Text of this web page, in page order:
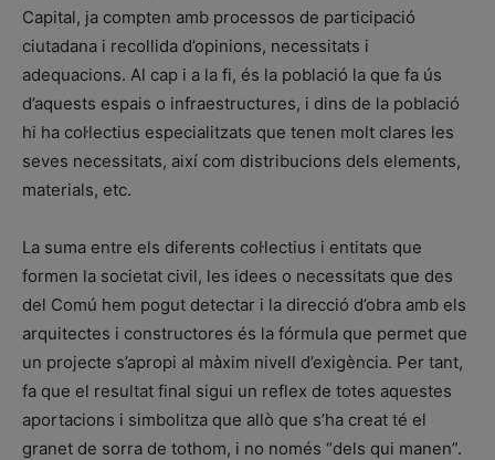
Capital, ja compten amb processos de participació
ciutadana i recollida d’opinions, necessitats i
adequacions. Al cap i a la fi, és la població la que fa ús
d’aquests espais o infraestructures, i dins de la població
hi ha col·lectius especialitzats que tenen molt clares les
seves necessitats, així com distribucions dels elements,
materials, etc.
La suma entre els diferents col·lectius i entitats que
formen la societat civil, les idees o necessitats que des
del Comú hem pogut detectar i la direcció d’obra amb els
arquitectes i constructores és la fórmula que permet que
un projecte s’apropi al màxim nivell d’exigència. Per tant,
fa que el resultat final sigui un reflex de totes aquestes
aportacions i simbolitza que allò que s’ha creat té el
granet de sorra de tothom, i no només “dels qui manen”.